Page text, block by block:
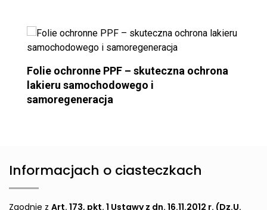
Folie ochronne PPF – skuteczna ochrona
lakieru samochodowego i
samoregeneracja
Informacjach o ciasteczkach
Zgodnie z Art. 173, pkt. 1 Ustawy z dn. 16.11.2012 r. (Dz.U.